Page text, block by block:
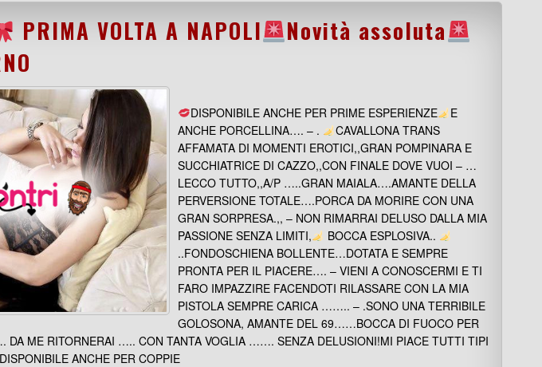
PRIMA VOLTA A NAPOLI
Novità assoluta
DISPONIBILE ANCHE PER PRIME ESPERIENZE
E
ANCHE PORCELLINA…. – .
CAVALLONA TRANS
AFFAMATA DI MOMENTI EROTICI,,GRAN POMPINARA E
SUCCHIATRICE DI CAZZO,,CON FINALE DOVE VUOI – …
LECCO TUTTO,,A/P …..GRAN MAIALA….AMANTE DELLA
PERVERSIONE TOTALE….PORCA DA MORIRE CON UNA
GRAN SORPRESA.,, – NON RIMARRAI DELUSO DALLA MIA
PASSIONE SENZA LIMITI,
BOCCA ESPLOSIVA..
..FONDOSCHIENA BOLLENTE…DOTATA E SEMPRE
PRONTA PER IL PIACERE…. – VIENI A CONOSCERMI E TI
FARO IMPAZZIRE FACENDOTI RILASSARE CON LA MIA
PISTOLA SEMPRE CARICA …….. – .SONO UNA TERRIBILE
GOLOSONA, AMANTE DEL 69……BOCCA DI FUOCO PER
DA ME RITORNERAI ….. CON TANTA VOGLIA ……. SENZA DELUSIONI!MI PIACE TUTTI TIPI
DISPONIBILE ANCHE PER COPPIE